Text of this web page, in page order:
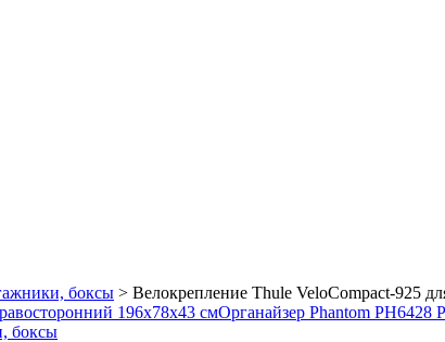
боксы > Велокрепление Thule VeloCompact-925
196х78х43 смОрганайзер Phantom PH6428
боксы